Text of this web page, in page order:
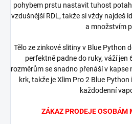
pohybem prstu nastavit tuhost
vzdušnější RDL, takže si vždy najdeš
a množstvím
Tělo ze zinkové slitiny v Blue Python
perfektně padne do ruky, váží jen
rozměrům se snadno přenáší v kapse
krk, takže je Xlim Pro 2 Blue
každodenní
ZÁKAZ PRODEJE OSOBÁM